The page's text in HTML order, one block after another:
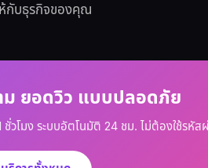
ห้กับธุรกิจของคุณ
ม ยอดวิว แบบปลอดภัย
ชั่วโมง ระบบอัตโนมัติ 24 ชม. ไม่ต้องใช้รหัส